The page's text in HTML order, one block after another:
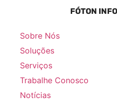
FÓTON
Sobre Nós
Soluções
Serviços
Trabalhe Conosco
Notícias